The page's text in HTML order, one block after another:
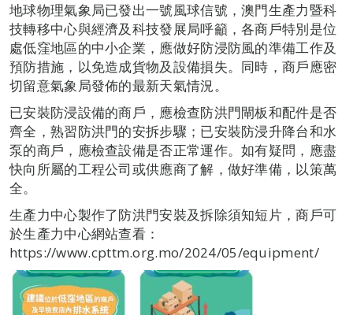
地球物理氣象局已發出一號風球信號，澳門生產力暨科
技轉移中心與經濟及科技發展局呼籲，各商戶特別是位
處低窪地區的中小企業，應做好防浸防風的準備工作及
預防措施，以免造成貨物及設備損失。同時，商戶應密
切留意氣象局發佈的最新天氣情況。
已安裝防浸設備的商戶，應檢查防洪門閘板和配件是否
齊全，熟習防洪門的安拆步驟；已安裝防浸升降台和水
泵的商戶，應檢查設備是否正常運作。如有疑問，應盡
快向所屬的工程公司或供應商了解，做好準備，以策萬
全。
生產力中心製作了防洪門安裝及拆除須知短片，商戶可
於生產力中心網站查看：
https://www.cpttm.org.mo/2024/05/equipment/